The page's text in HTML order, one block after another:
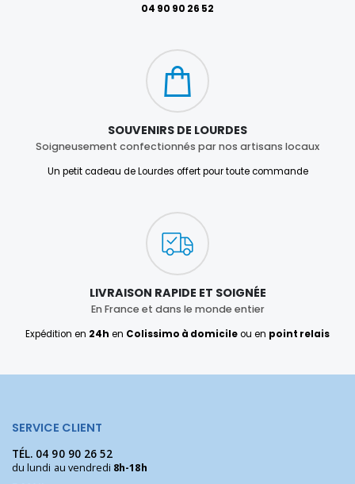
04 90 90 26 52
SOUVENIRS DE LOURDES
Soigneusement confectionnés par nos artisans locaux
Un petit cadeau de Lourdes offert pour toute commande
LIVRAISON RAPIDE ET SOIGNÉE
En France et dans le monde entier
Expédition en 24h en Colissimo à domicileou en point relais
SERVICE CLIENT
TÉL. 04 90 90 26 52
du lundi au vendredi 8h-18h